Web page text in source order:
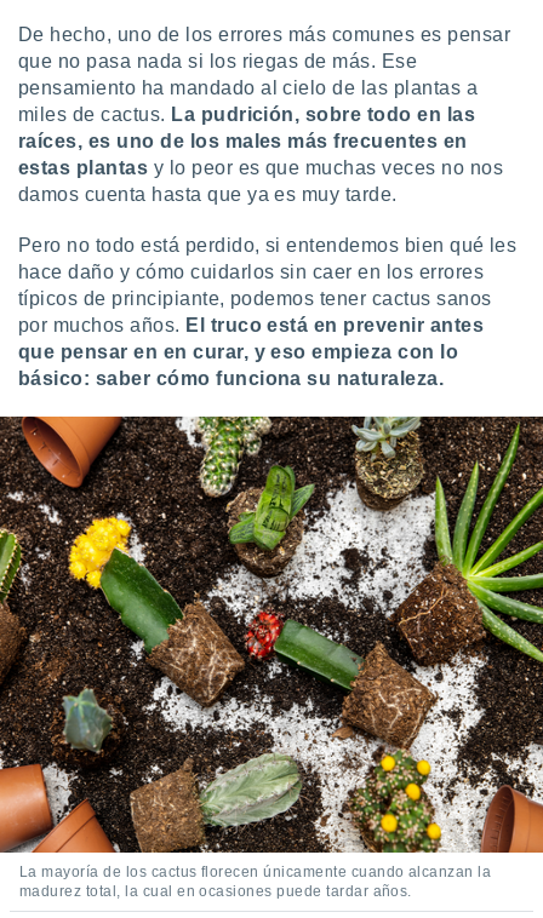
de
sitio
En
que
sean
el sitio
se
para
ni para
o
aunque
no
Puedes
acceder a
web a
abono
únicos
similares
como
De hecho, uno de los errores más comunes es pensar
que no pasa nada si los riegas de más. Ese
pensamiento ha mandado al cielo de las plantas a
miles de cactus. La pudrición, sobre todo en las
raíces, es uno de los males más frecuentes en
estas plantas y lo peor es que muchas veces no nos
damos cuenta hasta que ya es muy tarde.
Pero no todo está perdido, si entendemos bien qué les
hace daño y cómo cuidarlos sin caer en los errores
típicos de principiante, podemos tener cactus sanos
por muchos años. El truco está en prevenir antes
que pensar en en curar, y eso empieza con lo
básico: saber cómo funciona su naturaleza.
La mayoría de los cactus florecen únicamente cuando alcanzan la
madurez total, la cual en ocasiones puede tardar años.